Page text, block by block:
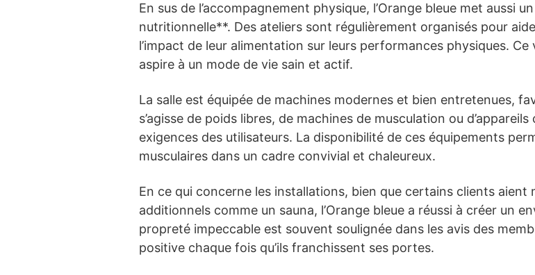
En sus de l’accompagnement physique, l’Orange bleue met aussi
nutritionnelle**. Des ateliers sont régulièrement organisés pour
l’impact de leur alimentation sur leurs performances physiques.
aspire à un mode de vie sain et actif.
La salle est équipée de machines modernes et bien entretenues,
s’agisse de poids libres, de machines de musculation ou
exigences des utilisateurs. La disponibilité de ces équipements
musculaires dans un cadre convivial et chaleureux.
En ce qui concerne les installations, bien que certains clients
additionnels comme un sauna, l’Orange bleue a réussi à créer un
propreté impeccable est souvent soulignée dans les avis des
positive chaque fois qu’ils franchissent ses portes.